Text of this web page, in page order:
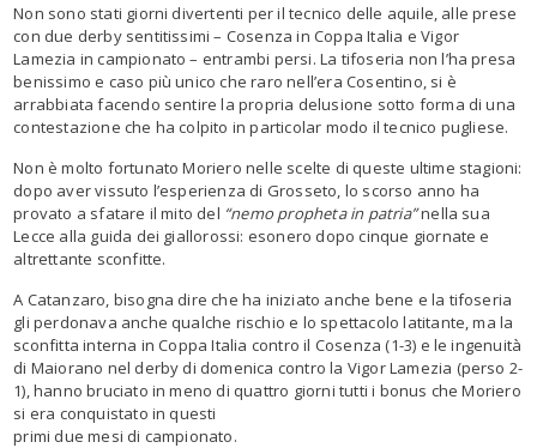
Non sono stati giorni divertenti per il tecnico delle aquile, alle prese
con due derby sentitissimi – Cosenza in Coppa Italia e Vigor
Lamezia in campionato – entrambi persi. La tifoseria non l’ha presa
benissimo e caso più unico che raro nell’era Cosentino, si è
arrabbiata facendo sentire la propria delusione sotto forma di una
contestazione che ha colpito in particolar modo il tecnico pugliese.
Non è molto fortunato Moriero nelle scelte di queste ultime stagioni:
dopo aver vissuto l’esperienza di Grosseto, lo scorso anno ha
provato a sfatare il mito del “nemo propheta in patria”nella sua
Lecce alla guida dei giallorossi: esonero dopo cinque giornate e
altrettante sconfitte.
A Catanzaro, bisogna dire che ha iniziato anche bene e la tifoseria
gli perdonava anche qualche rischio e lo spettacolo latitante, ma la
sconfitta interna in Coppa Italia contro il Cosenza (1-3) e le ingenuità
di Maiorano nel derby di domenica contro la Vigor Lamezia (perso 2-
1), hanno bruciato in meno di quattro giorni tutti i bonus che Moriero
si era conquistato in questi
primi due mesi di campionato.